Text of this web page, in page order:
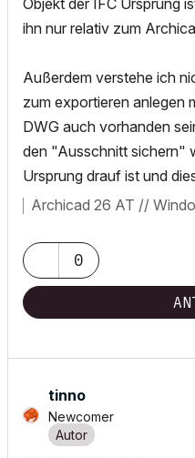
Objekt der IFC Ursprung
ihn nur relativ zum
Außerdem verstehe ich
zum exportieren anlegen
DWG auch vorhanden
den "Ausschnitt sichern"
Ursprung drauf ist und
Archicad 26 AT //
0
tinno
Newcomer